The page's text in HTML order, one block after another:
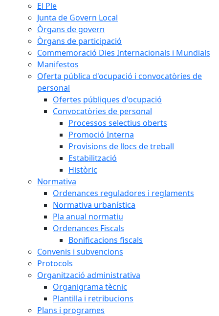
El Ple
Junta de Govern Local
Òrgans de govern
Òrgans de participació
Commemoració Dies Internacionals i Mundials
Manifestos
Oferta pública d'ocupació i convocatòries de
personal
Ofertes públiques d'ocupació
Convocatòries de personal
Processos selectius oberts
Promoció Interna
Provisions de llocs de treball
Estabilització
Històric
Normativa
Ordenances reguladores i reglaments
Normativa urbanística
Pla anual normatiu
Ordenances Fiscals
Bonificacions fiscals
Convenis i subvencions
Protocols
Organització administrativa
Organigrama tècnic
Plantilla i retribucions
Plans i programes